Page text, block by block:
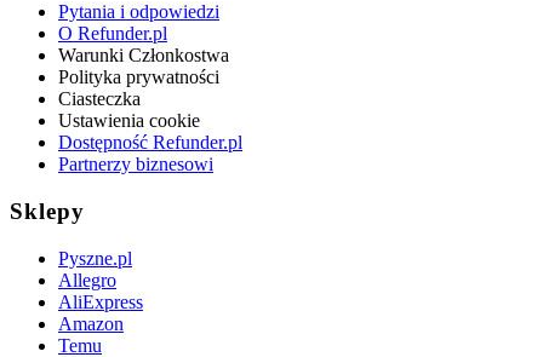
Pytania i odpowiedzi
O Refunder.pl
Warunki Członkostwa
Polityka prywatności
Ciasteczka
Ustawienia cookie
Dostępność Refunder.pl
Partnerzy biznesowi
Sklepy
Pyszne.pl
Allegro
AliExpress
Amazon
Temu